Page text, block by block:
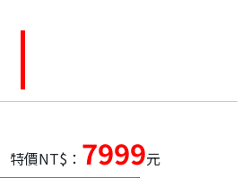
特價NT$： 7999元